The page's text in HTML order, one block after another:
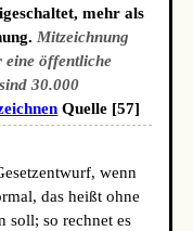
mehr als
Mitzeichnung
eine öffentliche
30.000
Quelle [57]
wenn
das heißt ohne
soll; so rechnet es